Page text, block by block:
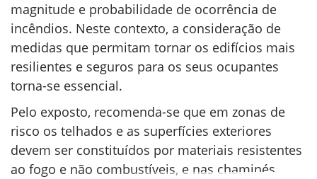
magnitude e probabilidade de ocorrência de
incêndios. Neste contexto, a consideração de
medidas que permitam tornar os edifícios mais
resilientes e seguros para os seus ocupantes
torna-se essencial.
Pelo exposto, recomenda-se que em zonas de
risco os telhados e as superfícies exteriores
devem ser constituídos por materiais resistentes
ao fogo e não combustíveis, e nas chaminés